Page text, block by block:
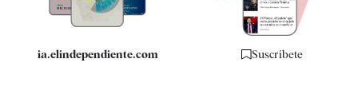
ia.elindependiente.com Suscríbete